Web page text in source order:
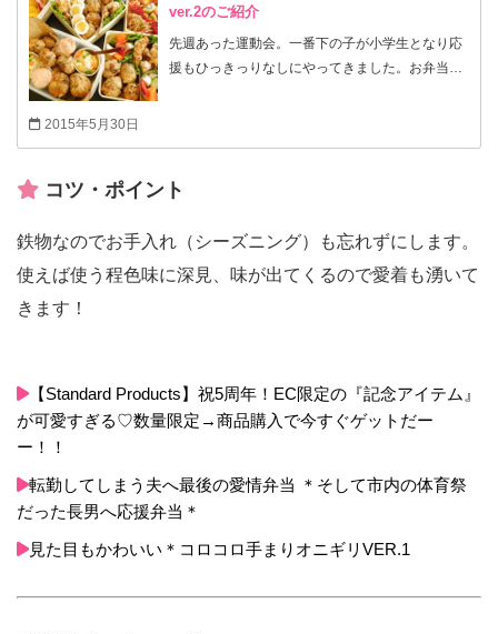
ver.2のご紹介
先週あった運動会。一番下の子が小学生となり応
援もひっきっりなしにやってきました。お弁当は
2015年5月30日
コツ・ポイント
鉄物なのでお手入れ（シーズニング）も忘れずにします。
使えば使う程色味に深見、味が出てくるので愛着も湧いて
きます！
【Standard Products】祝5周年！EC限定の『記念アイテム』
が可愛すぎる♡数量限定→商品購入で今すぐゲットだー
ー！！
転勤してしまう夫へ最後の愛情弁当 ＊そして市内の体育祭
だった長男へ応援弁当＊
見た目もかわいい＊コロコロ手まりオニギリVER.1